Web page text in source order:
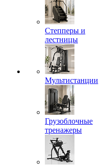
Степперы и
лестницы
Мультистанции
Грузоблочные
тренажеры